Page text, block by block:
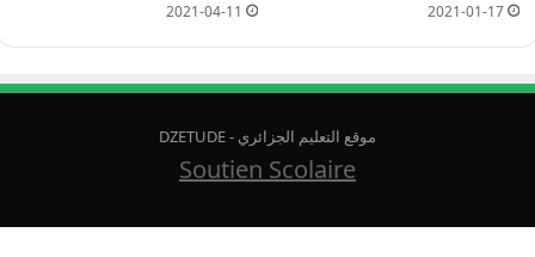
2021-01-17
2021-04-11
موقع التعليم الجزائري - DZETUDE
Soutien Scolaire